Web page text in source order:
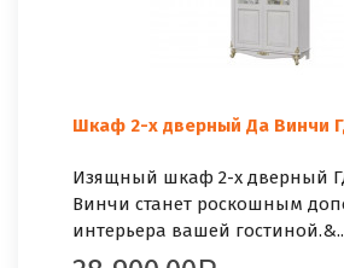
Шкаф 2-х дверный Да Винчи
Изящный шкаф 2-х дверный
Винчи станет роскошным
интерьера вашей гостиной.&..